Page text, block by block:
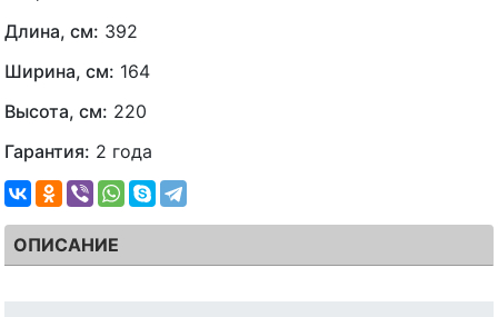
Длина, см: 392
Ширина, см: 164
Высота, см: 220
Гарантия: 2 года
ОПИСАНИЕ